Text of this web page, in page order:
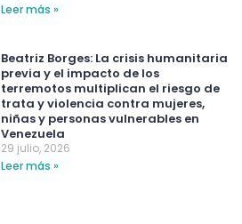
Leer más »
Beatriz Borges: La crisis humanitaria
previa y el impacto de los
terremotos multiplican el riesgo de
trata y violencia contra mujeres,
niñas y personas vulnerables en
Venezuela
29 julio, 2026
Leer más »